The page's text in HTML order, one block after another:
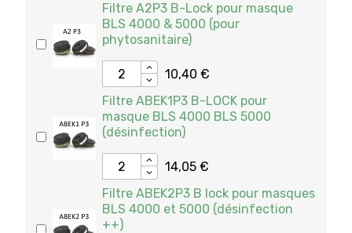
Filtre A2P3 B-Lock pour masque
BLS 4000 & 5000 (pour
phytosanitaire)
10,40 €
Filtre ABEK1P3 B-LOCK pour
masque BLS 4000 BLS 5000
(désinfection)
14,05 €
Filtre ABEK2P3 B lock pour masques
BLS 4000 et 5000 (désinfection
++)